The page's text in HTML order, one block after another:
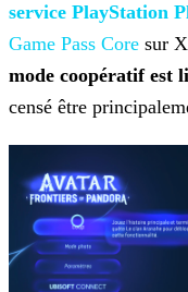
service PlayStation
Game Pass Core sur
mode coopératif est
censé être